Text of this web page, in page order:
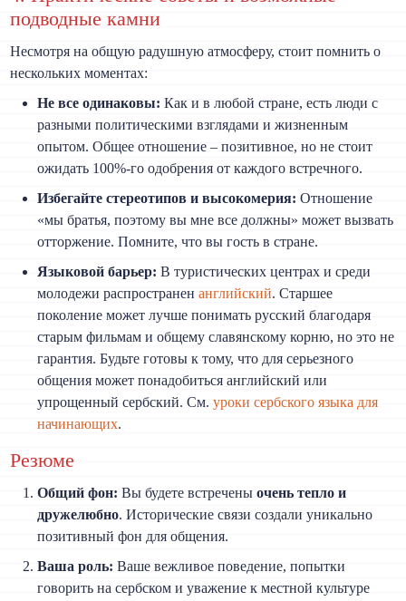
подводные камни
Несмотря на общую радушную атмосферу, стоит помнить о
нескольких моментах:
Не все одинаковы: Как и в любой стране, есть люди с
разными политическими взглядами и жизненным
опытом. Общее отношение – позитивное, но не стоит
ожидать 100%-го одобрения от каждого встречного.
Избегайте стереотипов и высокомерия: Отношение
«мы братья, поэтому вы мне все должны» может вызвать
отторжение. Помните, что вы гость в стране.
Языковой барьер: В туристических центрах и среди
молодежи распространенанглийский. Старшее
поколение может лучше понимать русский благодаря
старым фильмам и общему славянскому корню, но это не
гарантия. Будьте готовы к тому, что для серьезного
общения может понадобиться английский или
упрощенный сербский. См.уроки сербского языка для
начинающих.
Резюме
Общий фон: Вы будете встреченыочень тепло и
дружелюбно. Исторические связи создали уникально
позитивный фон для общения.
Ваша роль: Ваше вежливое поведение, попытки
говорить на сербском и уважение к местной культуре